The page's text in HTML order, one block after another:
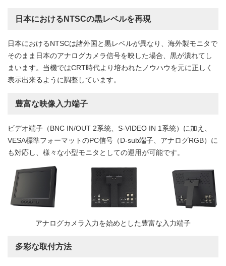
日本におけるNTSCの黒レベルを再現
日本におけるNTSCは諸外国と黒レベルが異なり、海外製モニタで
そのまま日本のアナログカメラ信号を映した場合、黒が潰れてし
まいます。当機ではCRT時代より培われたノウハウを元に正しく
表示出来るように調整しています。
豊富な映像入力端子
ビデオ端子（BNC IN/OUT 2系統、S-VIDEO IN 1系統）に加え、
VESA標準フォーマットのPC信号（D-sub端子、アナログRGB）に
も対応し、様々な小型モニタとしての運用が可能です。
アナログカメラ入力を始めとした豊富な入力端子
多彩な取付方法